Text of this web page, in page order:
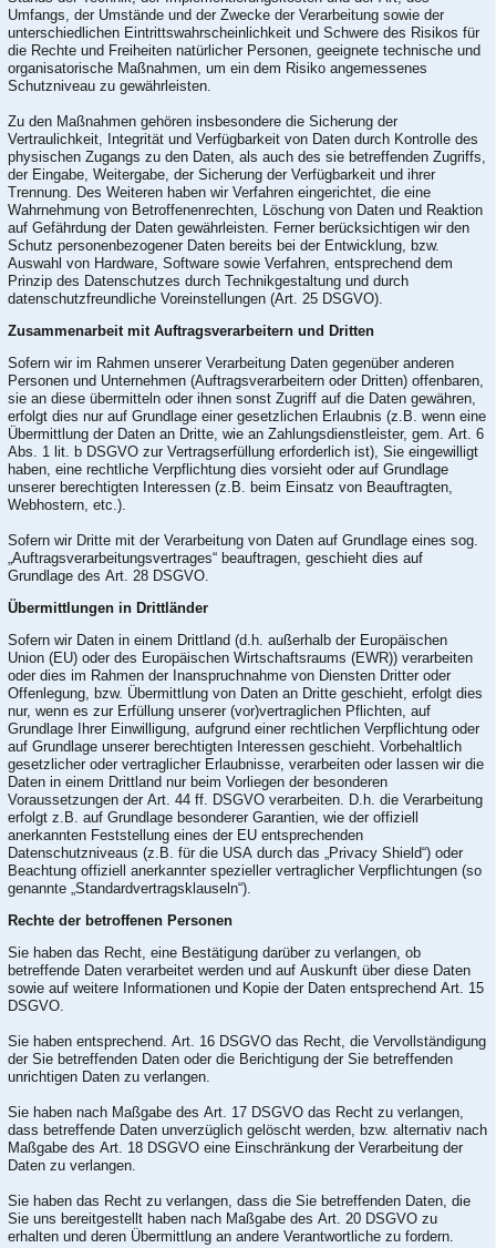
Umfangs, der Umstände und der Zwecke der Verarbeitung sowie der
unterschiedlichen Eintrittswahrscheinlichkeit und Schwere des Risikos für
die Rechte und Freiheiten natürlicher Personen, geeignete technische und
organisatorische Maßnahmen, um ein dem Risiko angemessenes
Schutzniveau zu gewährleisten.
Zu den Maßnahmen gehören insbesondere die Sicherung der
Vertraulichkeit, Integrität und Verfügbarkeit von Daten durch Kontrolle des
physischen Zugangs zu den Daten, als auch des sie betreffenden Zugriffs,
der Eingabe, Weitergabe, der Sicherung der Verfügbarkeit und ihrer
Trennung. Des Weiteren haben wir Verfahren eingerichtet, die eine
Wahrnehmung von Betroffenenrechten, Löschung von Daten und Reaktion
auf Gefährdung der Daten gewährleisten. Ferner berücksichtigen wir den
Schutz personenbezogener Daten bereits bei der Entwicklung, bzw.
Auswahl von Hardware, Software sowie Verfahren, entsprechend dem
Prinzip des Datenschutzes durch Technikgestaltung und durch
datenschutzfreundliche Voreinstellungen (Art. 25 DSGVO).
Zusammenarbeit mit Auftragsverarbeitern und Dritten
Sofern wir im Rahmen unserer Verarbeitung Daten gegenüber anderen
Personen und Unternehmen (Auftragsverarbeitern oder Dritten) offenbaren,
sie an diese übermitteln oder ihnen sonst Zugriff auf die Daten gewähren,
erfolgt dies nur auf Grundlage einer gesetzlichen Erlaubnis (z.B. wenn eine
Übermittlung der Daten an Dritte, wie an Zahlungsdienstleister, gem. Art. 6
Abs. 1 lit. b DSGVO zur Vertragserfüllung erforderlich ist), Sie eingewilligt
haben, eine rechtliche Verpflichtung dies vorsieht oder auf Grundlage
unserer berechtigten Interessen (z.B. beim Einsatz von Beauftragten,
Webhostern, etc.).
Sofern wir Dritte mit der Verarbeitung von Daten auf Grundlage eines sog.
„Auftragsverarbeitungsvertrages“ beauftragen, geschieht dies auf
Grundlage des Art. 28 DSGVO.
Übermittlungen in Drittländer
Sofern wir Daten in einem Drittland (d.h. außerhalb der Europäischen
Union (EU) oder des Europäischen Wirtschaftsraums (EWR)) verarbeiten
oder dies im Rahmen der Inanspruchnahme von Diensten Dritter oder
Offenlegung, bzw. Übermittlung von Daten an Dritte geschieht, erfolgt dies
nur, wenn es zur Erfüllung unserer (vor)vertraglichen Pflichten, auf
Grundlage Ihrer Einwilligung, aufgrund einer rechtlichen Verpflichtung oder
auf Grundlage unserer berechtigten Interessen geschieht. Vorbehaltlich
gesetzlicher oder vertraglicher Erlaubnisse, verarbeiten oder lassen wir die
Daten in einem Drittland nur beim Vorliegen der besonderen
Voraussetzungen der Art. 44 ff. DSGVO verarbeiten. D.h. die Verarbeitung
erfolgt z.B. auf Grundlage besonderer Garantien, wie der offiziell
anerkannten Feststellung eines der EU entsprechenden
Datenschutzniveaus (z.B. für die USA durch das „Privacy Shield“) oder
Beachtung offiziell anerkannter spezieller vertraglicher Verpflichtungen (so
genannte „Standardvertragsklauseln“).
Rechte der betroffenen Personen
Sie haben das Recht, eine Bestätigung darüber zu verlangen, ob
betreffende Daten verarbeitet werden und auf Auskunft über diese Daten
sowie auf weitere Informationen und Kopie der Daten entsprechend Art. 15
DSGVO.
Sie haben entsprechend. Art. 16 DSGVO das Recht, die Vervollständigung
der Sie betreffenden Daten oder die Berichtigung der Sie betreffenden
unrichtigen Daten zu verlangen.
Sie haben nach Maßgabe des Art. 17 DSGVO das Recht zu verlangen,
dass betreffende Daten unverzüglich gelöscht werden, bzw. alternativ nach
Maßgabe des Art. 18 DSGVO eine Einschränkung der Verarbeitung der
Daten zu verlangen.
Sie haben das Recht zu verlangen, dass die Sie betreffenden Daten, die
Sie uns bereitgestellt haben nach Maßgabe des Art. 20 DSGVO zu
erhalten und deren Übermittlung an andere Verantwortliche zu fordern.